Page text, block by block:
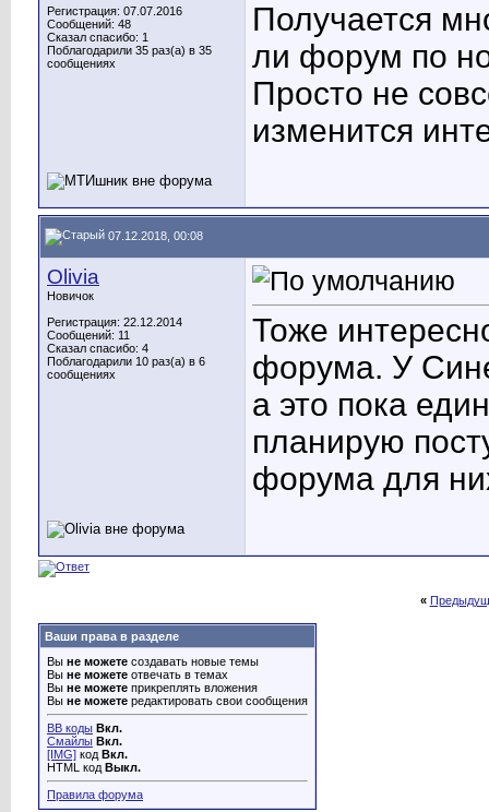
Регистрация: 07.07.2016
Сообщений: 48
Сказал спасибо: 1
Поблагодарили 35 раз(а) в 35
сообщениях
Получается
ли форум по
Просто не
изменится
07.12.2018, 00:08
Olivia
Новичок
Регистрация: 22.12.2014
Сообщений: 11
Сказал спасибо: 4
Поблагодарили 10 раз(а) в 6
сообщениях
Тоже
форума. У
а это пока
планирую
форума для
«
Ваши права в разделе
Вы не можете создавать новые темы
Вы не можете отвечать в темах
Вы не можете прикреплять вложения
Вы не можете редактировать свои сообщения
BB коды Вкл.
Смайлы Вкл.
[IMG] код Вкл.
HTML код Выкл.
Правила форума